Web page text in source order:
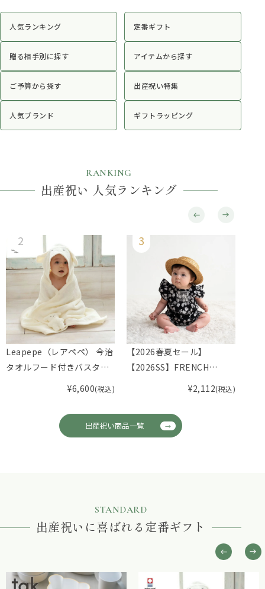
人気ランキング 定番ギフト
贈る相手別に探す アイテムから探す
ご予算から探す 出産祝い特集
人気ブランド ギフトラッピング
RANKING
出産祝い 人気ランキング
Leapepe（レアペペ） 今治
タオルフード付きバスタオ
¥6,600(税込)
【2026春夏セール】
【2026SS】FRENCH
グ）スモッキングカバーオ
ール F
¥2,112(税込)
出産祝い商品一覧
STANDARD
出産祝いに喜ばれる定番ギフト